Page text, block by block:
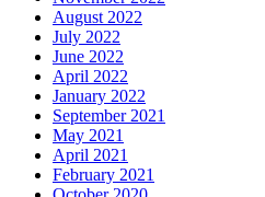
August 2022
July 2022
June 2022
April 2022
January 2022
September 2021
May 2021
April 2021
February 2021